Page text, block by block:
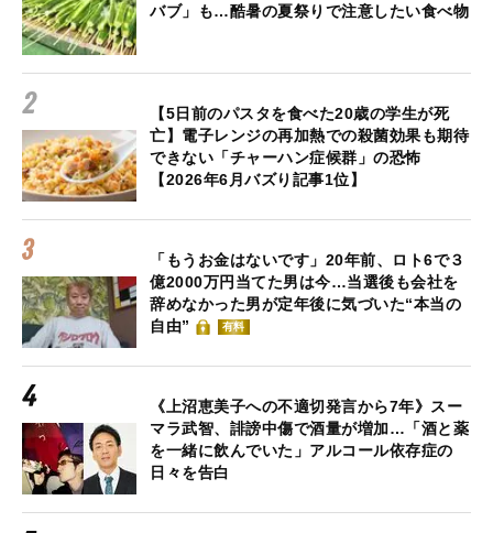
バブ」も…酷暑の夏祭りで注意したい食べ物
【5日前のパスタを食べた20歳の学生が死
亡】電子レンジの再加熱での殺菌効果も期待
できない「チャーハン症候群」の恐怖
【2026年6月バズり記事1位】
「もうお金はないです」20年前、ロト6で３
億2000万円当てた男は今…当選後も会社を
辞めなかった男が定年後に気づいた“本当の
自由”
有料
《上沼恵美子への不適切発言から7年》スー
マラ武智、誹謗中傷で酒量が増加…「酒と薬
を一緒に飲んでいた」アルコール依存症の
日々を告白